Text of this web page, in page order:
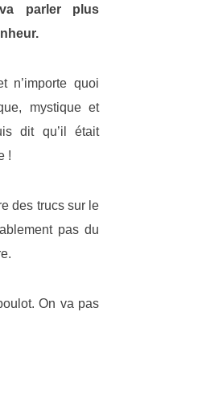
parler plus
n’importe quoi
mystique et
dit qu’il était
!
des trucs sur le
pas du
On va pas